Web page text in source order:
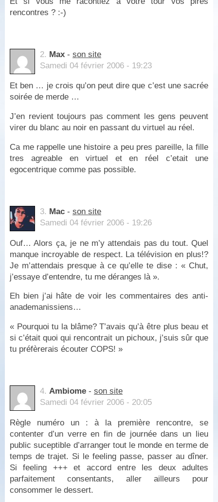
rencontres ? :-)
2. Max - son site
Samedi 04 février 2006 - 19:23
Et ben … je crois qu’on peut dire que c’est une sacrée
soirée de merde …
J’en revient toujours pas comment les gens peuvent
virer du blanc au noir en passant du virtuel au réel.
Ca me rappelle une histoire a peu pres pareille, la fille
tres agreable en virtuel et en réel c’etait une
egocentrique comme pas possible.
3. Mac - son site
Samedi 04 février 2006 - 19:26
Ouf… Alors ça, je ne m’y attendais pas du tout. Quel
manque incroyable de respect. La télévision en plus!?
Je m’attendais presque à ce qu’elle te dise : « Chut,
j’essaye d’entendre, tu me déranges là ».
Eh bien j’ai hâte de voir les commentaires des anti-
anademanissiens…
« Pourquoi tu la blâme? T’avais qu’à être plus beau et
si c’était quoi qui rencontrait un pichoux, j’suis sûr que
tu préfèrerais écouter COPS! »
4. Ambiome - son site
Samedi 04 février 2006 - 20:05
Règle numéro un : à la première rencontre, se
contenter d’un verre en fin de journée dans un lieu
public suceptible d’arranger tout le monde en terme de
temps de trajet. Si le feeling passe, passer au dîner.
Si feeling +++ et accord entre les deux adultes
parfaitement consentants, aller ailleurs pour
consommer le dessert.